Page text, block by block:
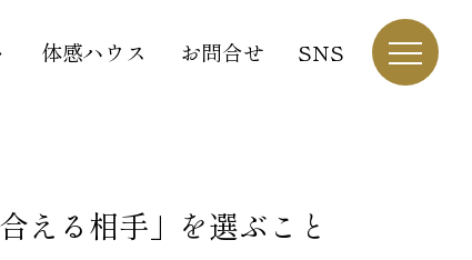
体感ハウス お問合せ SNS
える相手」を選ぶこと